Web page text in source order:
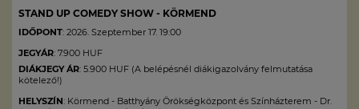
STAND UP COMEDY SHOW - KÖRMEND
IDŐPONT: 2026. Szeptember 17. 19:00
JEGYÁR: 7.900 HUF
DIÁKJEGY ÁR: 5.900 HUF (A belépésnél diákigazolvány felmutatása
kötelező!)
HELYSZÍN: Körmend - Batthyány Örökségközpont és Színházterem - Dr.